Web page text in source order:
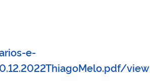
e-
view